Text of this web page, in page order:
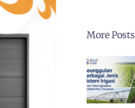
More Posts